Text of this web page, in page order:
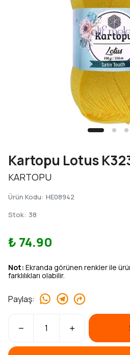
Kartopu Lotus
KARTOPU
Ürün Kodu: HE08942
Stok: 38
₺ 74.90
Not: Ekranda görünen renkler ile
farklılıkları olabilir.
Paylaş: